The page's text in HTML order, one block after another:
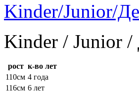
Kinder/Junior/
Kinder / Junior /
рост к-во лет
110см 4 года
116см 6 лет